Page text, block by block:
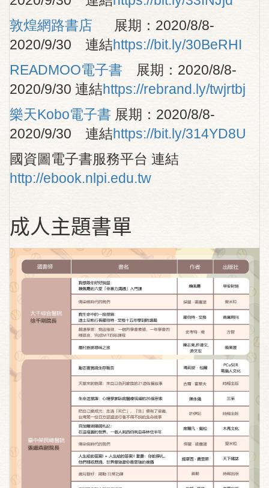
敦煌網路書店 展期：2020/8/8-
2020/9/30 連結https://bit.ly/30BeRHI
READMOO電子書 展期：2020/8/8-
2020/9/30 連結https://rebrand.ly/twjrtbj
樂天Kobo電子書 展期：2020/8/8-
2020/9/30 連結https://bit.ly/314YD8U
國資圖電子書服務平台 連結
http://ebook.nlpi.edu.tw
成人主題書單